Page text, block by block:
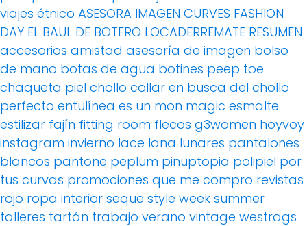
viajes étnico ASESORA IMAGEN CURVES FASHION
DAY EL BAUL DE BOTERO LOCADERREMATE RESUMEN
accesorios amistad asesoría de imagen bolso
de mano botas de agua botines peep toe
chaqueta piel chollo collar en busca del chollo
perfecto entulínea es un mon magic esmalte
estilizar fajín fitting room flecos g3women hoyvoy
instagram invierno lace lana lunares pantalones
blancos pantone peplum pinuptopia polipiel por
tus curvas promociones que me compro revistas
rojo ropa interior seque style week summer
talleres tartán trabajo verano vintage westrags